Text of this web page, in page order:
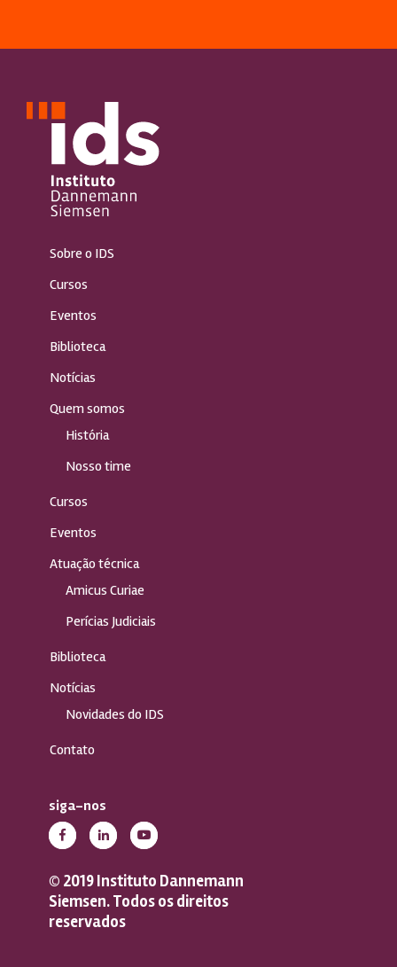
Sobre o IDS
Cursos
Eventos
Biblioteca
Notícias
Quem somos
História
Nosso time
Cursos
Eventos
Atuação técnica
Amicus Curiae
Perícias Judiciais
Biblioteca
Notícias
Novidades do IDS
Contato
siga-nos
© 2019 Instituto Dannemann
Siemsen. Todos os direitos
reservados